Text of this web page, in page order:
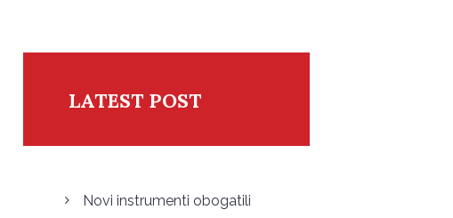
LATEST POST
Novi instrumenti obogatili